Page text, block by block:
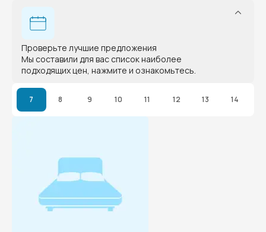
Проверьте лучшие предложения
Мы составили для вас список наиболее
подходящих цен, нажмите и ознакомьтесь.
7 8 9 10 11 12 13 14